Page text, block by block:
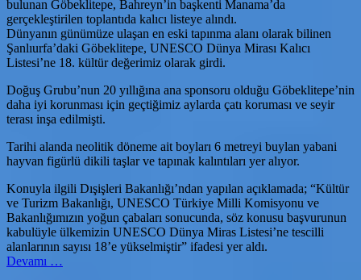
bulunan Göbeklitepe, Bahreyn’in başkenti Manama’da
gerçekleştirilen toplantıda kalıcı listeye alındı.
Dünyanın günümüze ulaşan en eski tapınma alanı olarak bilinen
Şanlıurfa’daki Göbeklitepe, UNESCO Dünya Mirası Kalıcı
Listesi’ne 18. kültür değerimiz olarak girdi.
Doğuş Grubu’nun 20 yıllığına ana sponsoru olduğu Göbeklitepe’nin
daha iyi korunması için geçtiğimiz aylarda çatı koruması ve seyir
terası inşa edilmişti.
Tarihi alanda neolitik döneme ait boyları 6 metreyi buylan yabani
hayvan figürlü dikili taşlar ve tapınak kalıntıları yer alıyor.
Konuyla ilgili Dışişleri Bakanlığı’ndan yapılan açıklamada; “Kültür
ve Turizm Bakanlığı, UNESCO Türkiye Milli Komisyonu ve
Bakanlığımızın yoğun çabaları sonucunda, söz konusu başvurunun
kabulüyle ülkemizin UNESCO Dünya Miras Listesi’ne tescilli
alanlarının sayısı 18’e yükselmiştir” ifadesi yer aldı.
Devamı …